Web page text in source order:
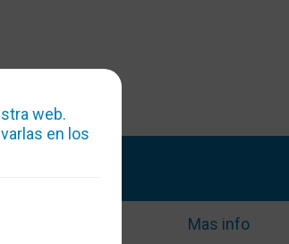
la
sin
Mas info
web.
en los